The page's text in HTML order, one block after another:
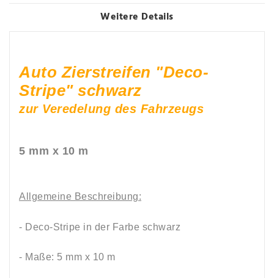
Weitere Details
Auto Zierstreifen "Deco-
Stripe" schwarz
zur Veredelung des Fahrzeugs
5 mm x 10 m
Allgemeine Beschreibung:
- Deco-Stripe in der Farbe schwarz
- Maße: 5 mm x 10 m